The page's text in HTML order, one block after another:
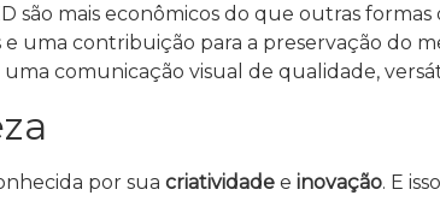
são mais econômicos do que outras
uma contribuição para a preservação do
comunicação visual de qualidade,
por sua criatividade e inovação. E